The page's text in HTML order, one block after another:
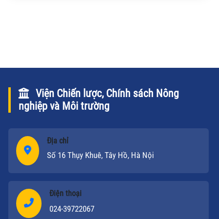
Viện Chiến lược, Chính sách Nông
nghiệp và Môi trường
Địa chỉ
Số 16 Thụy Khuê, Tây Hồ, Hà Nội
Điện thoại
024-39722067